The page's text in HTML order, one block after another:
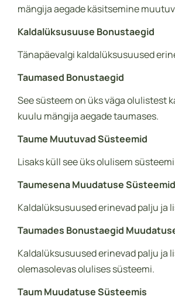
mängija aegade käsitsemine
Kaldalüksusuuse Bonustaegid
Tänapäevalgi kaldalüksusuused
Taumased Bonustaegid
See süsteem on üks väga olulistest
kuulu mängija aegade taumases.
Taume Muutuvad Süsteemid
Lisaks küll see üks olulisem
Taumesena Muudatuse Süsteemid
Kaldalüksusuused erinevad palju ja
Taumades Bonustaegid
Kaldalüksusuused erinevad palju ja
olemasolevas olulises süsteemi.
Taum Muudatuse Süsteemis